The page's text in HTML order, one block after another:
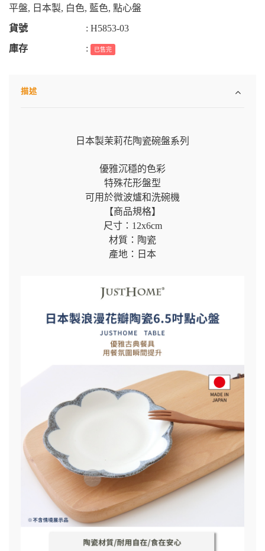
平盤, 日本製, 白色, 藍色, 點心盤
貨號
: H5853-03
庫存
: 已售完
描述
日本製茉莉花陶瓷碗盤系列
優雅沉穩的色彩
特殊花形盤型
可用於微波爐和洗碗機
【商品規格】
尺寸：12x6cm
材質：陶瓷
產地：日本